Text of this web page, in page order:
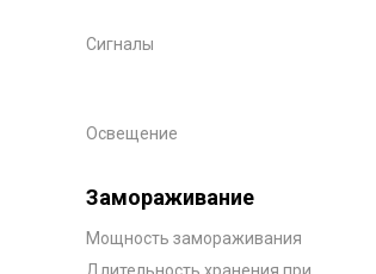
Сигналы
Освещение
Замораживание
Мощность замораживания